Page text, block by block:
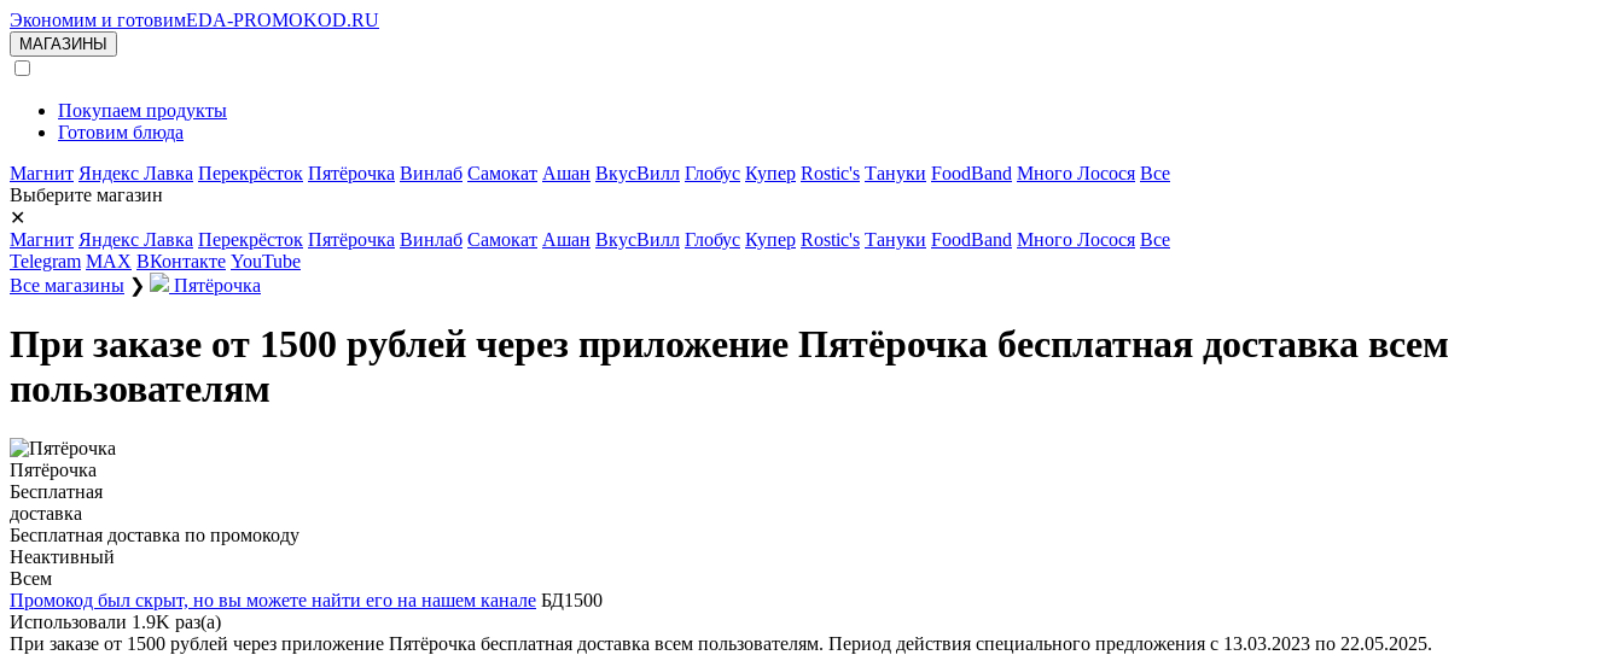
Экономим и готовимEDA-PROMOKOD.RU
МАГАЗИНЫ
Покупаем продукты
Готовим блюда
Магнит Яндекс Лавка Перекрёсток Пятёрочка Винлаб Самокат Ашан ВкусВилл Глобус Купер Rostic's Тануки FoodBand Много Лосося Все
Выберите магазин
✕
Магнит Яндекс Лавка Перекрёсток Пятёрочка Винлаб Самокат Ашан ВкусВилл Глобус Купер Rostic's Тануки FoodBand Много Лосося Все
Telegram MAX ВКонтакте YouTube
Все магазины ❯ Пятёрочка
При заказе от 1500 рублей через приложение Пятёрочка бесплатная доставка всем
пользователям
Пятёрочка
Бесплатная
доставка
Бесплатная доставка по промокоду
Неактивный
Всем
Промокод был скрыт, но вы можете найти его на нашем канале БД1500
Использовали 1.9K раз(а)
При заказе от 1500 рублей через приложение Пятёрочка бесплатная доставка всем пользователям. Период действия специального предложения с 13.03.2023 по 22.05.2025.